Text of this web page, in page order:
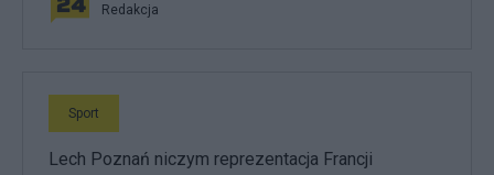
Redakcja
Sport
Lech Poznań niczym reprezentacja Francji